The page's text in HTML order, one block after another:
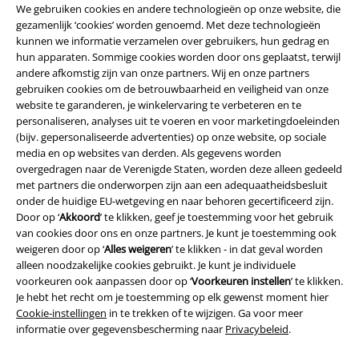
We gebruiken cookies en andere technologieën op onze website, die
gezamenlijk ‘cookies’ worden genoemd. Met deze technologieën
kunnen we informatie verzamelen over gebruikers, hun gedrag en
hun apparaten. Sommige cookies worden door ons geplaatst, terwijl
andere afkomstig zijn van onze partners. Wij en onze partners
gebruiken cookies om de betrouwbaarheid en veiligheid van onze
website te garanderen, je winkelervaring te verbeteren en te
personaliseren, analyses uit te voeren en voor marketingdoeleinden
(bijv. gepersonaliseerde advertenties) op onze website, op sociale
media en op websites van derden. Als gegevens worden
overgedragen naar de Verenigde Staten, worden deze alleen gedeeld
met partners die onderworpen zijn aan een adequaatheidsbesluit
onder de huidige EU-wetgeving en naar behoren gecertificeerd zijn.
Door op ‘Akkoord’ te klikken, geef je toestemming voor het gebruik
van cookies door ons en onze partners. Je kunt je toestemming ook
weigeren door op ‘Alles weigeren’ te klikken - in dat geval worden
alleen noodzakelijke cookies gebruikt. Je kunt je individuele
voorkeuren ook aanpassen door op ‘Voorkeuren instellen’ te klikken.
Je hebt het recht om je toestemming op elk gewenst moment hier
Cookie-instellingen in te trekken of te wijzigen. Ga voor meer
informatie over gegevensbescherming naar Privacybeleid.
Legal
Algemene Voorwaarden
Bedrijfsgegevens
Privacyverklaring
Verklaring van conformiteit